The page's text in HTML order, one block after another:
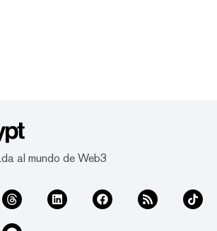
al mundo de Web3